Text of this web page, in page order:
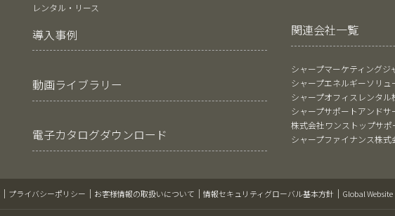
レンタル・リース
導入事例
動画ライブラリー
電子カタログダウンロード
関連会社一覧
シャープマーケティングジ
シャープエネルギーソリュ
シャープオフィスレンタル
シャープサポートアンドサ
株式会社ワンストップサポ
シャープファイナンス株式
プライバシーポリシー お客様情報の取扱いについて 情報セキュリティグローバル基本方針 Global Website